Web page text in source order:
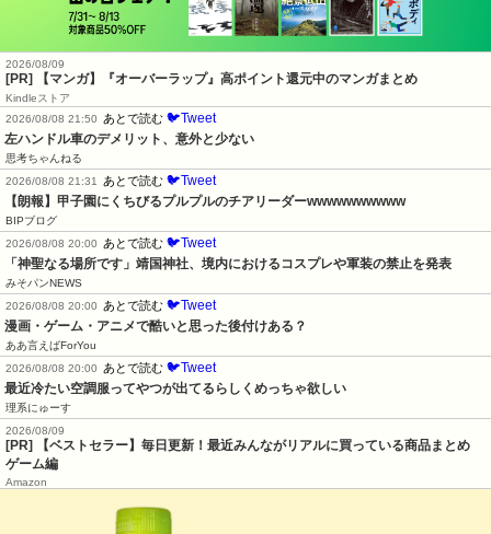
2026/08/09
[PR] 【マンガ】『オーバーラップ』高ポイント還元中のマンガまとめ
Kindleストア
2026/08/08 21:50
あとで読む 🐦Tweet
左ハンドル車のデメリット、意外と少ない
思考ちゃんねる
2026/08/08 21:31
あとで読む 🐦Tweet
【朗報】甲子園にくちびるプルプルのチアリーダーwwwwwwwwww
BIPブログ
2026/08/08 20:00
あとで読む 🐦Tweet
「神聖なる場所です」靖国神社、境内におけるコスプレや軍装の禁止を発表
みそパンNEWS
2026/08/08 20:00
あとで読む 🐦Tweet
漫画・ゲーム・アニメで酷いと思った後付けある？
ああ言えばForYou
2026/08/08 20:00
あとで読む 🐦Tweet
最近冷たい空調服ってやつが出てるらしくめっちゃ欲しい
理系にゅーす
2026/08/09
[PR] 【ベストセラー】毎日更新！最近みんながリアルに買っている商品まとめ
ゲーム編
Amazon